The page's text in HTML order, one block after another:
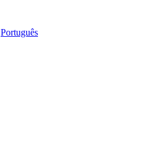
Português